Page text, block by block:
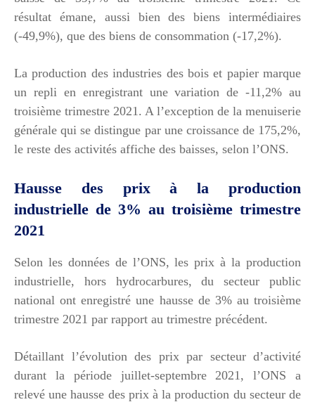
résultat émane, aussi bien des biens intermédiaires
(-49,9%), que des biens de consommation (-17,2%).
La production des industries des bois et papier marque
un repli en enregistrant une variation de -11,2% au
troisième trimestre 2021. A l’exception de la menuiserie
générale qui se distingue par une croissance de 175,2%,
le reste des activités affiche des baisses, selon l’ONS.
Hausse des prix à la production
industrielle de 3% au troisième trimestre
2021
Selon les données de l’ONS, les prix à la production
industrielle, hors hydrocarbures, du secteur public
national ont enregistré une hausse de 3% au troisième
trimestre 2021 par rapport au trimestre précédent.
Détaillant l’évolution des prix par secteur d’activité
durant la période juillet-septembre 2021, l’ONS a
relevé une hausse des prix à la production du secteur de